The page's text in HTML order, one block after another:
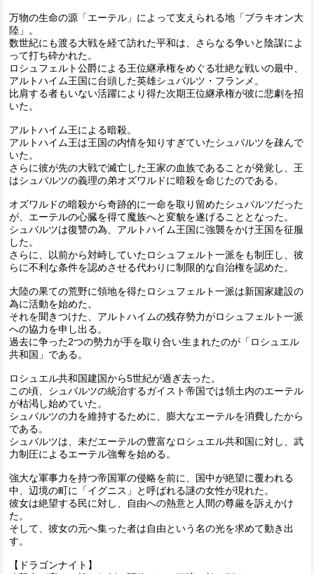
万物の生命の源「エーテル」によって支えられる地「ブラキオン大
陸」。
数世紀にも渡る大戦を経て訪れた平和は、さらなる争いと陰謀によ
って打ち砕かれた。
ロシュフェルト公爵による王位継承権をめぐる壮絶な戦いの最中、
アルトハイム王国に台頭した英雄シュバルツ・フランメ。
比肩する者もいない活躍により得た次期王位継承権が彼に悲劇を招
いた。
アルトハイム王による暗殺。
アルトハイム王は王国の内情を知りすぎていたシュバルツを疎んで
いた。
さらに彼が先の大戦で滅亡した王家の血族であることが発覚し、王
はシュバルツの義理の弟オズワルドに暗殺を命じたのである。
オズワルドの暗殺から奇跡的に一命を取り留めたシュバルツだった
が、エーテルの心臓を得て魔族へと変貌を遂げることとなった。
シュバルツは復讐の為、アルトハイム王国に強襲をかけ王国を征服
した。
さらに、以前から対峙していたロシュフェルト一派をも制圧し、彼
らに不利な条件を認めさせる代わりに制限的な自治権を認めた。
大陸の果ての荒野に領地を得たロシュフェルト一派は新国家建設の
為に活動を始めた。
それを聞きつけた、アルトハイムの残存勢力がロシュフェルト一派
への協力を申し出る。
過去に争った2つの勢力が手を取り合い生まれたのが「ロシュエル
共和国」である。
ロシュエル共和国建国から5世紀が過ぎ去った。
この頃、シュバルツの統治するガイスト帝国では領土内のエーテル
が枯渇し始めていた。
シュバルツの力を維持するために、膨大なエーテルを消費したから
である。
シュバルツは、未だエーテルの豊富なロシュエル共和国に対し、武
力制圧によるエーテル強奪を始める。
強大な軍事力を持つ帝国軍の侵略を前に、国中が絶望に覆われる
中、辺境の町に「イグニス」と呼ばれる謎の女性が現れた。
彼女は絶望する民に対し、自由への熱意と人間の尊厳を訴えかけ
た。
そして、彼女の元へ集った者は自由という名の光を求めて動き出
す。
【ドラゴンナイト】